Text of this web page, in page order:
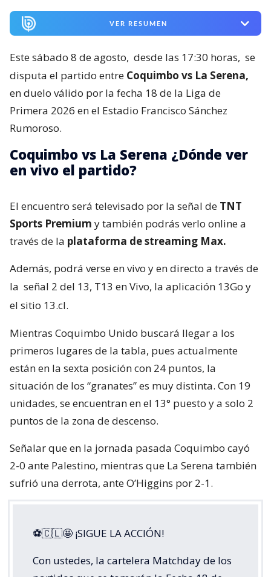
VER RESUMEN
Este sábado 8 de agosto, desde las 17:30 horas, se
disputa el partido entre Coquimbo vs La Serena,
en duelo válido por la fecha 18 de la Liga de
Primera 2026 en el Estadio Francisco Sánchez
Rumoroso.
Coquimbo vs La Serena ¿Dónde ver
en vivo el partido?
El encuentro será televisado por la señal de TNT
Sports Premium y también podrás verlo online a
través de la plataforma de streaming Max.
Además, podrá verse en vivo y en directo a través de
la señal 2 del 13, T13 en Vivo, la aplicación 13Go y
el sitio 13.cl.
Mientras Coquimbo Unido buscará llegar a los
primeros lugares de la tabla, pues actualmente
están en la sexta posición con 24 puntos, la
situación de los “granates” es muy distinta. Con 19
unidades, se encuentran en el 13° puesto y a solo 2
puntos de la zona de descenso.
Señalar que en la jornada pasada Coquimbo cayó
2-0 ante Palestino, mientras que La Serena también
sufrió una derrota, ante O’Higgins por 2-1.
⚽🇨🇱🤩 ¡SIGUE LA ACCIÓN!
Con ustedes, la cartelera Matchday de los